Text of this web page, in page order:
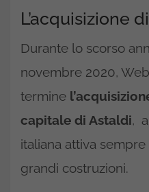
L’acquisizione
Durante lo scorso
novembre 2020,
termine
capitale di Astaldi,
italiana attiva
grandi costruzioni.